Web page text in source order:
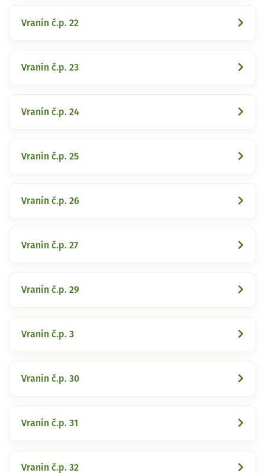
Vranín č.p. 22
Vranín č.p. 23
Vranín č.p. 24
Vranín č.p. 25
Vranín č.p. 26
Vranín č.p. 27
Vranín č.p. 29
Vranín č.p. 3
Vranín č.p. 30
Vranín č.p. 31
Vranín č.p. 32